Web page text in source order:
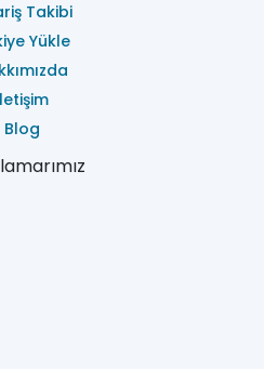
Takibi
Yükle
Blog